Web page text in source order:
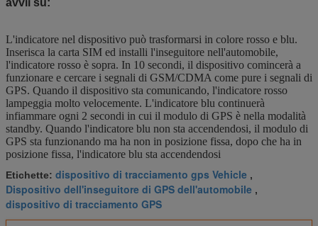
L'indicatore nel dispositivo può trasformarsi in colore rosso e blu.
Inserisca la carta SIM ed installi l'inseguitore nell'automobile,
l'indicatore rosso è sopra. In 10 secondi, il dispositivo comincerà a
funzionare e cercare i segnali di GSM/CDMA come pure i segnali di
GPS. Quando il dispositivo sta comunicando, l'indicatore rosso
lampeggia molto velocemente. L'indicatore blu continuerà
infiammare ogni 2 secondi in cui il modulo di GPS è nella modalità
standby. Quando l'indicatore blu non sta accendendosi, il modulo di
GPS sta funzionando ma ha non in posizione fissa, dopo che ha in
posizione fissa, l'indicatore blu sta accendendosi
Etichette: dispositivo di tracciamento gps Vehicle ,
Dispositivo dell'inseguitore di GPS dell'automobile ,
dispositivo di tracciamento GPS